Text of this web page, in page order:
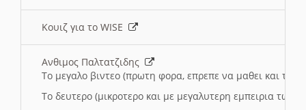
Κουιζ για το WISE
Ανθιμος Παλτατζιδης
Το μεγαλο βιντεο (πρωτη φορα, επρεπε να μαθει και το
Το δευτερο (μικροτερο και με μεγαλυτερη εμπειρια